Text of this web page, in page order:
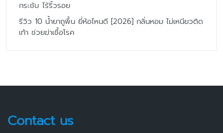
กระชับ ไร้ริ้วรอย
รีวิว 10 น้ำยาถูพื้น ยี่ห้อไหนดี [2026] กลิ่นหอม ไม่เหนียวติด
เท้า ช่วยฆ่าเชื้อโรค
Contact us